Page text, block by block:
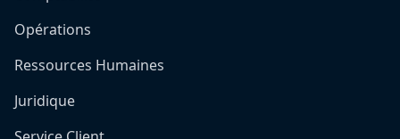
Opérations
Ressources Humaines
Juridique